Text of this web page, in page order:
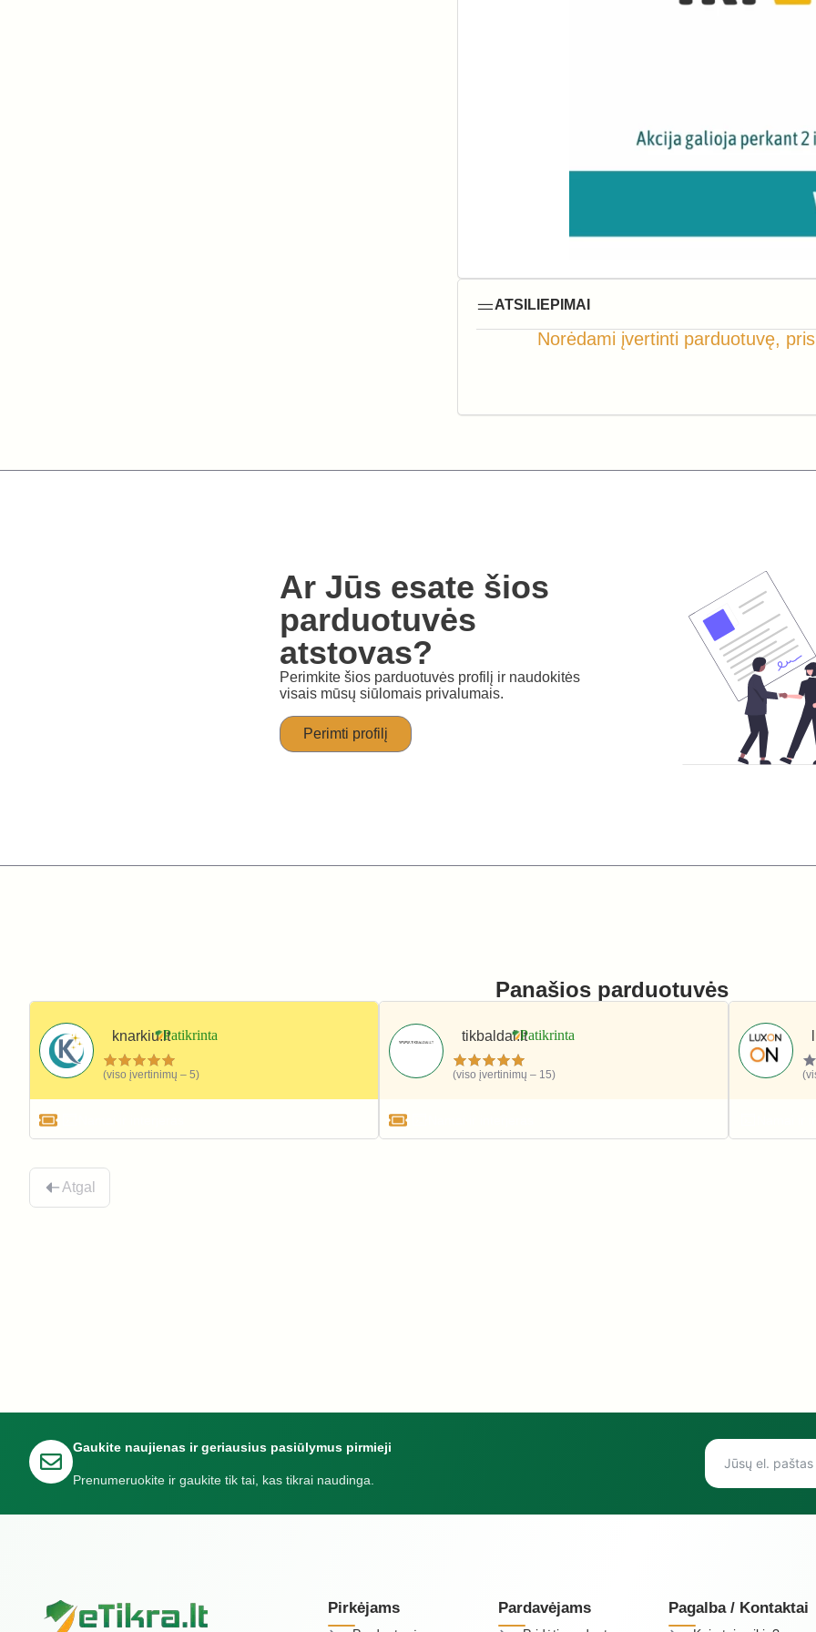
ATSILIEPIMAI
Norėdami įvertinti parduotuvę,
Ar Jūs esate šios
parduotuvės
atstovas?
Perimkite šios parduotuvės profilį ir naudokitės
visais mūsų siūlomais privalumais.
Perimti profilį
Panašios parduotuvės
knarkiu.lt
(viso įvertinimų – 5)
tikbaldai.lt
(viso įvertinimų – 15)
Atgal
Gaukite naujienas ir geriausius pasiūlymus pirmieji
Prenumeruokite ir gaukite tik tai, kas tikrai naudinga.
Pirkėjams Pardavėjams Pagalba / Kontaktai